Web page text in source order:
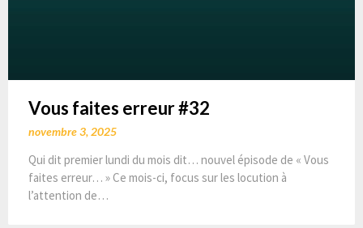
Vous faites erreur #32
novembre 3, 2025
Qui dit premier lundi du mois dit… nouvel épisode de « Vous
faites erreur… » Ce mois-ci, focus sur les locution à
l’attention de…